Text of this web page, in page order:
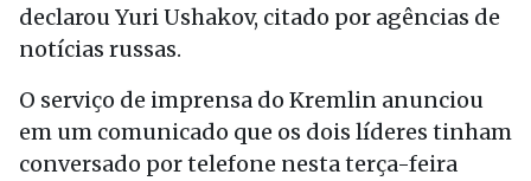
declarou Yuri Ushakov, citado por agências de
notícias russas.
O serviço de imprensa do Kremlin anunciou
em um comunicado que os dois líderes tinham
conversado por telefone nesta terça-feira